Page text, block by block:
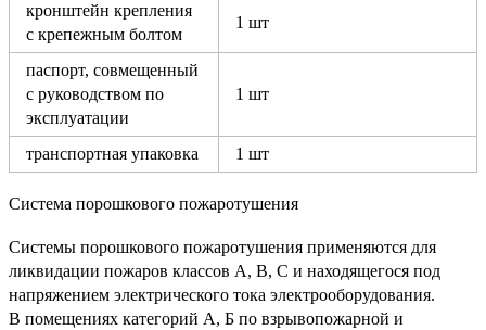
кронштейн крепления
с крепежным болтом
1 шт
паспорт, совмещенный
с руководством по
эксплуатации
1 шт
транспортная упаковка 1 шт
Система порошкового пожаротушения
Системы порошкового пожаротушения применяются для
ликвидации пожаров классов А, В, С и находящегося под
напряжением электрического тока электрооборудования.
В помещениях категорий А, Б по взрывопожарной и